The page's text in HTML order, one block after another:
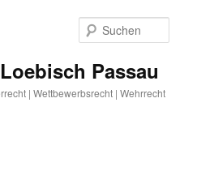
Passau
| Wettbewerbsrecht | Wehrrecht